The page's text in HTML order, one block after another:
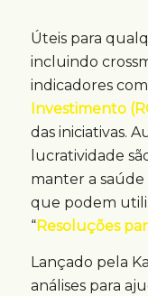
Úteis para
incluindo
indicadores
Investimento
das iniciativas.
lucratividade
manter a saúde
que podem
“Resoluções
Lançado pela
análises para